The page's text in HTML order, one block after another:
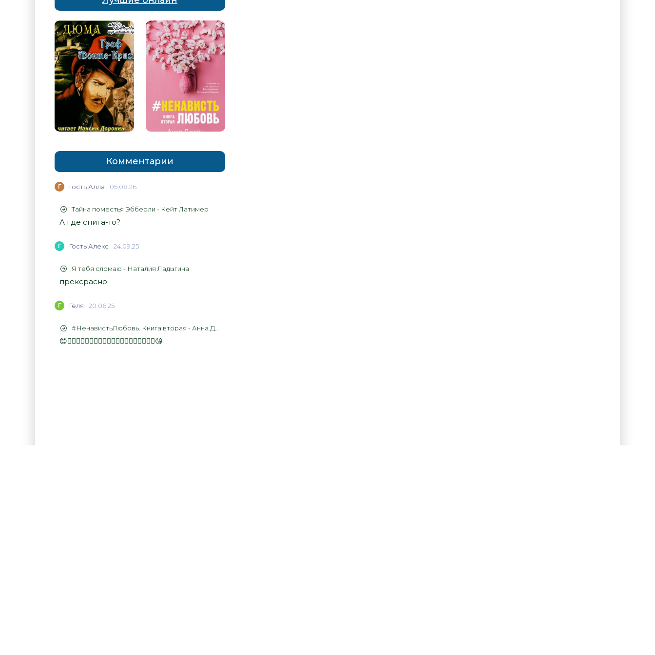
Комментарии
Г Гость Алла 05.08.26
Тайна поместья Эбберли - Кейт Латимер
А где снига-то?
Г Гость Алекс 24.09.25
Я тебя сломаю - Наталия Ладыгина
прексрасно
Г Геля 20.06.25
#НенавистьЛюбовь. Книга вторая - Анна Джейн
😊👍🏻👍🏻👍🏻👍🏻👍🏻👍🏻👍🏻👍🏻👍🏻👍🏻😘